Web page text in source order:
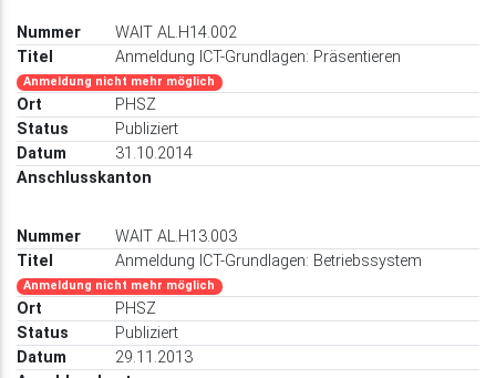
WAIT AL.H14.002
Anmeldung ICT-Grundlagen: Präsentieren
Anmeldung nicht mehr möglich
PHSZ
Publiziert
31.10.2014
WAIT AL.H13.003
Anmeldung ICT-Grundlagen: Betriebssystem
Anmeldung nicht mehr möglich
PHSZ
Publiziert
29.11.2013